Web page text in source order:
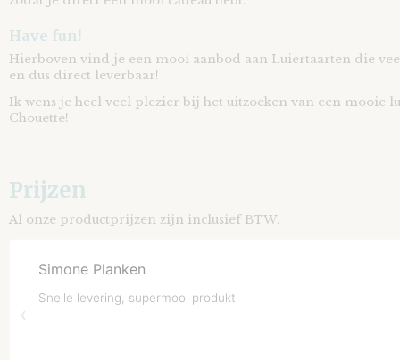
Have fun!
Hierboven vind je een mooi aanbod aan Luiertaarten die
en dus direct leverbaar!
Ik wens je heel veel plezier bij het uitzoeken van een mooie
Chouette!
Prijzen
Al onze productprijzen zijn inclusief BTW.